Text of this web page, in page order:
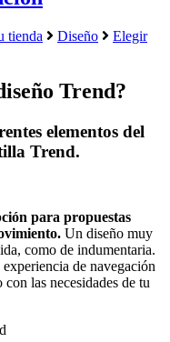
tienda Diseño
Elegir
Trend?
elementos del
Trend.
para propuestas
Un diseño muy
como de indumentaria.
experiencia de navegación
las necesidades de tu